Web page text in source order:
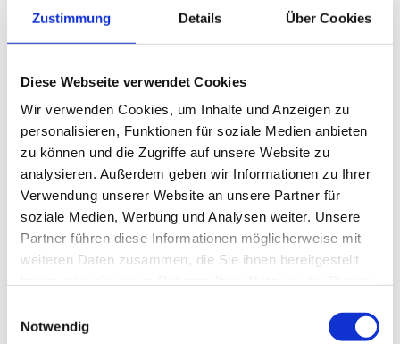
Zustimmung Details Über Cookies
Diese Webseite verwendet Cookies
Wir verwenden Cookies, um Inhalte und Anzeigen zu
personalisieren, Funktionen für soziale Medien anbieten
zu können und die Zugriffe auf unsere Website zu
analysieren. Außerdem geben wir Informationen zu Ihrer
Verwendung unserer Website an unsere Partner für
soziale Medien, Werbung und Analysen weiter. Unsere
Partner führen diese Informationen möglicherweise mit
weiteren Daten zusammen, die Sie ihnen bereitgestellt
Notwendig
Der BFH macht unmissverständlich klar:
Bei der Frage, ob die erweiterte Kürzung
Anwendung findet, ist die Richtung der
von der Betriebsgesellschaft erbrachten
Leistungen unerheblich. Selbst dann,
wenn eine Besitzgesellschaft das
Grundstück der Betriebsgesellschaft zur
Verfügung stellt und die
Betriebsgesellschaft dieses nahezu
ausschließlich für Leistungen zugunsten
der Besitzgesellschaft einsetzt, bleibt die
Nutzung des Grundstücks am allgemeinen